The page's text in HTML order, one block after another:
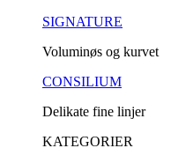
SIGNATURE
Voluminøs og kurvet
CONSILIUM
Delikate fine linjer
KATEGORIER